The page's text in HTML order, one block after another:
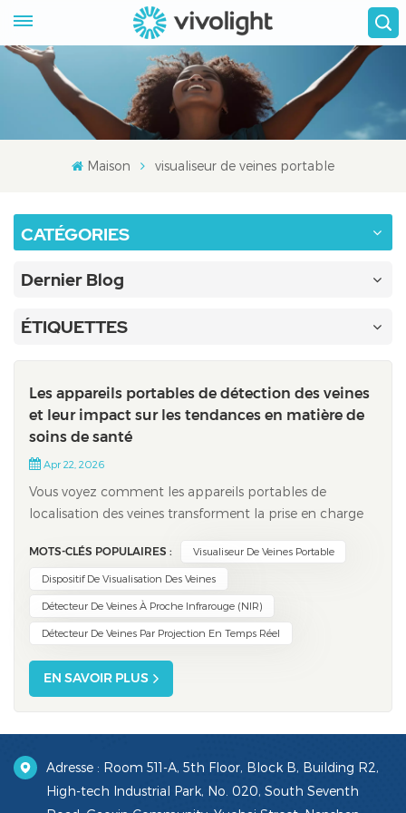
Maison visualiseur de veines portable
CATÉGORIES
Dernier Blog
ÉTIQUETTES
Les appareils portables de détection des veines
et leur impact sur les tendances en matière de
soins de santé
Apr 22, 2026
Vous voyez comment les appareils portables de
localisation des veines transforment la prise en charge
de veines de haute qualité Nous proposons une
visualisation avancée des veines, simplifiant ainsi les
interventions pour les patients comme p...
MOTS-CLÉS POPULAIRES : Visualiseur De Veines Portable
Dispositif De Visualisation Des Veines
Détecteur De Veines À Proche Infrarouge (NIR)
Détecteur De Veines Par Projection En Temps Réel
EN SAVOIR PLUS
Adresse : Room 511-A, 5th Floor, Block B, Building R2,
High-tech Industrial Park, No. 020, South Seventh